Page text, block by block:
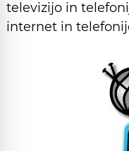
televizijo in
internet in